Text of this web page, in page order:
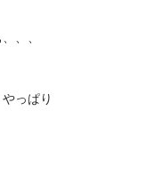
、、
っぱり